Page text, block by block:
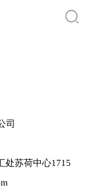
司
处苏荷中心1715